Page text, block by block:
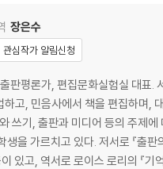
장은수
관심작가 알림신청
판평론가, 편집문화실험실 대표.
하고, 민음사에서 책을 편집하며,
쓰기, 출판과 미디어 등의 주제에
을 가르치고 있다. 저서로 『출판
있고, 역서로 로이스 로리의 『기